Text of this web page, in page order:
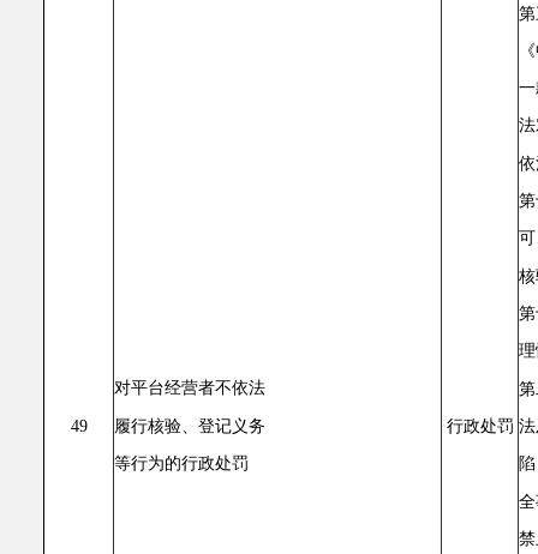
49
对平台经营者不依法
履行核验、登记义务
等行为的行政处罚
行政处罚